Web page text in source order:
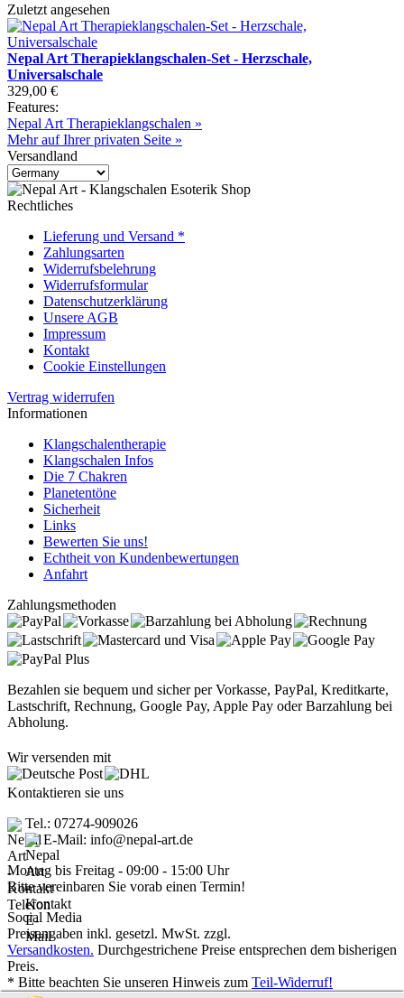
Zuletzt angesehen
Nepal Art Therapieklangschalen-Set - Herzschale,
Universalschale
329,00 €
Features:
Nepal Art Therapieklangschalen »
Mehr auf Ihrer privaten Seite »
Versandland
Rechtliches
Lieferung und Versand *
Zahlungsarten
Widerrufsbelehrung
Widerrufsformular
Datenschutzerklärung
Unsere AGB
Impressum
Kontakt
Cookie Einstellungen
Vertrag widerrufen
Informationen
Klangschalentherapie
Klangschalen Infos
Die 7 Chakren
Planetentöne
Sicherheit
Links
Bewerten Sie uns!
Echtheit von Kundenbewertungen
Anfahrt
Zahlungsmethoden
Bezahlen sie bequem und sicher per Vorkasse, PayPal, Kreditkarte,
Lastschrift, Rechnung, Google Pay, Apple Pay oder Barzahlung bei
Abholung.
Wir versenden mit
Kontaktieren sie uns
Tel.: 07274-909026
E-Mail: info@nepal-art.de
Montag bis Freitag - 09:00 - 15:00 Uhr
Bitte vereinbaren Sie vorab einen Termin!
Social Media
Preisangaben inkl. gesetzl. MwSt. zzgl.
Versandkosten. Durchgestrichene Preise entsprechen dem bisherigen
Preis.
* Bitte beachten Sie unseren Hinweis zum Teil-Widerruf!